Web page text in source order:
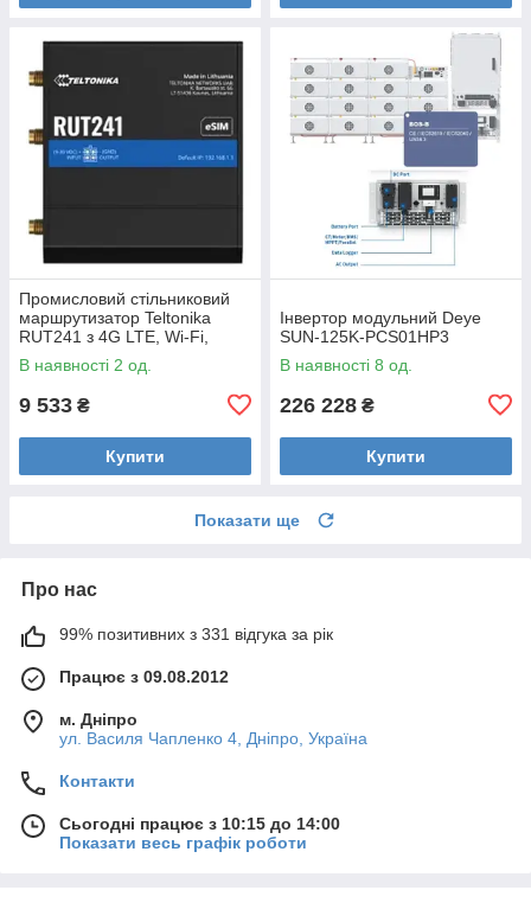
Промисловий стільниковий
маршрутизатор Teltonika
RUT241 з 4G LTE, Wi-Fi,
eSIM
В наявності 2 од.
9 533 ₴
Купити
Інвертор модульний Deye
SUN-125K-PCS01HP3
В наявності 8 од.
226 228 ₴
Купити
Показати ще
Про нас
99% позитивних з 331 відгука за рік
Працює з 09.08.2012
м. Дніпро
ул. Василя Чапленко 4, Дніпро, Україна
Контакти
Сьогодні працює з 10:15 до 14:00
Показати весь графік роботи